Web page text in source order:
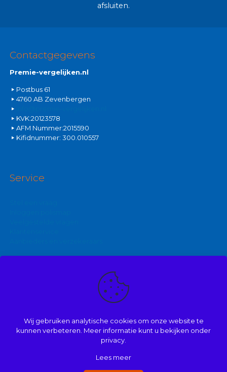
afsluiten.
Contactgegevens
Premie-vergelijken.nl
Postbus 61
4760 AB Zevenbergen
KVK:20123578
AFM Nummer:2015590
Kifidnummer: 300.010557
Service
Vergelijk autoverzekering
Wij gebruiken analytische cookies om onze website te
kunnen verbeteren. Meer informatie kunt u bekijken onder
privacy.
Lees meer